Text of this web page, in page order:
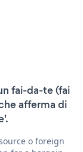
fai-da-te (fai
afferma di
o foreign